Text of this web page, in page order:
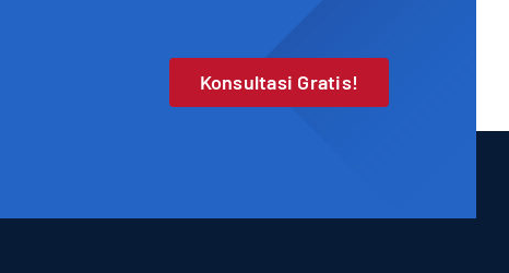
Konsultasi Gratis!